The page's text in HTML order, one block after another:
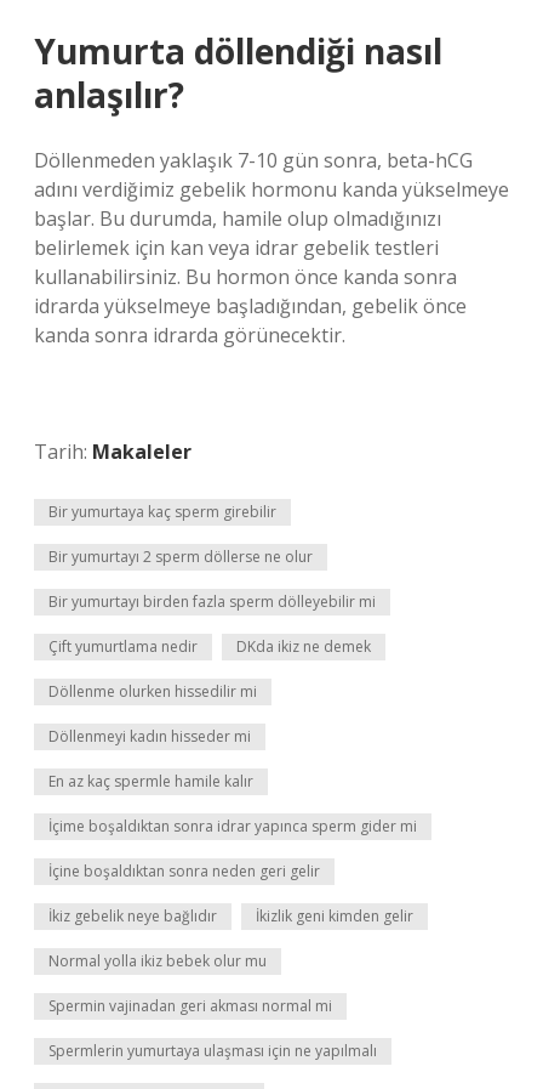
Yumurta döllendiği nasıl
anlaşılır?
Döllenmeden yaklaşık 7-10 gün sonra, beta-hCG
adını verdiğimiz gebelik hormonu kanda yükselmeye
başlar. Bu durumda, hamile olup olmadığınızı
belirlemek için kan veya idrar gebelik testleri
kullanabilirsiniz. Bu hormon önce kanda sonra
idrarda yükselmeye başladığından, gebelik önce
kanda sonra idrarda görünecektir.
Tarih: Makaleler
Bir yumurtaya kaç sperm girebilir
Bir yumurtayı 2 sperm döllerse ne olur
Bir yumurtayı birden fazla sperm dölleyebilir mi
Çift yumurtlama nedir DKda ikiz ne demek
Döllenme olurken hissedilir mi
Döllenmeyi kadın hisseder mi
En az kaç spermle hamile kalır
İçime boşaldıktan sonra idrar yapınca sperm gider mi
İçine boşaldıktan sonra neden geri gelir
İkiz gebelik neye bağlıdır İkizlik geni kimden gelir
Normal yolla ikiz bebek olur mu
Spermin vajinadan geri akması normal mi
Spermlerin yumurtaya ulaşması için ne yapılmalı